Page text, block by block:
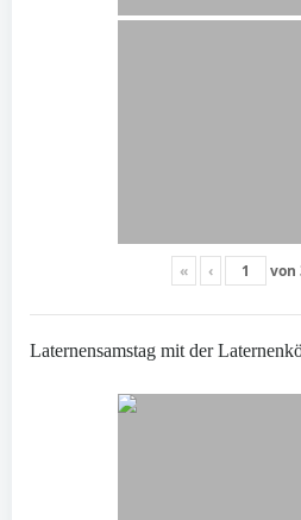
« ‹ von
Laternensamstag mit der